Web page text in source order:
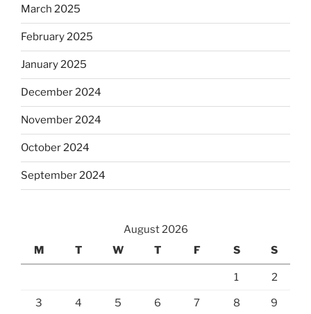
March 2025
February 2025
January 2025
December 2024
November 2024
October 2024
September 2024
August 2026
M
T W T F S S
1 2
3 4 5 6 7 8 9